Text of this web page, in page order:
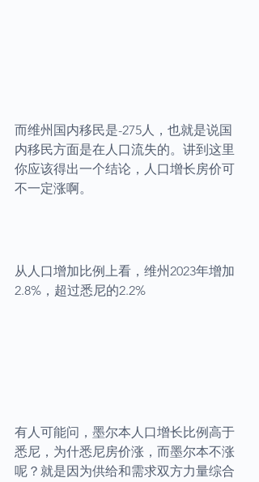
而维州国内移民是-275人，也就是说国
内移民方面是在人口流失的。讲到这里
你应该得出一个结论，人口增长房价可
不一定涨啊。
从人口增加比例上看，维州2023年增加
2.8%，超过悉尼的2.2%
有人可能问，墨尔本人口增长比例高于
悉尼，为什悉尼房价涨，而墨尔本不涨
呢？就是因为供给和需求双方力量综合